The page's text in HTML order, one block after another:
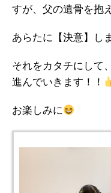
すが、父の遺骨を抱
あらたに【決意】し
それをカタチにして
進んでいきます！！
お楽しみに